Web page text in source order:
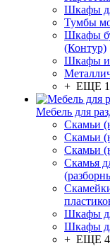
Шкафы
Тумбы
Шкафы
(Контур)
Шкафы
+ ЕЩЕ
Мебель для
Скамьи
Скамьи
Скамьи
Скамья
Шкафы
Шкафы
+ ЕЩЕ 4